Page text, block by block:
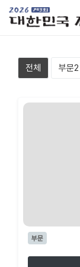
전체 부문2
부문